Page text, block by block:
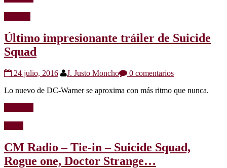
Último impresionante tráiler de Suicide
Squad
24 julio, 2016 J. Justo Moncho
0 comentarios
Lo nuevo de DC-Warner se aproxima con más ritmo que nunca.
CM Radio – Tie-in – Suicide Squad,
Rogue one, Doctor Strange…